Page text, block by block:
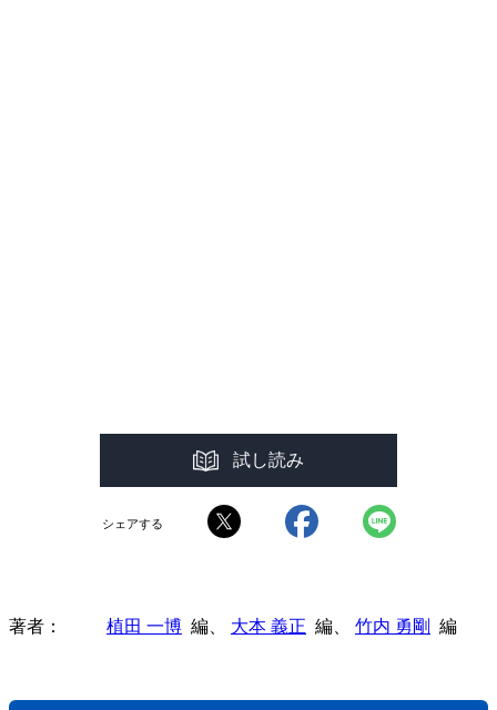
試し読み
シェアする
著者 植田 一博 編、 大本 義正 編、 竹内 勇剛 編